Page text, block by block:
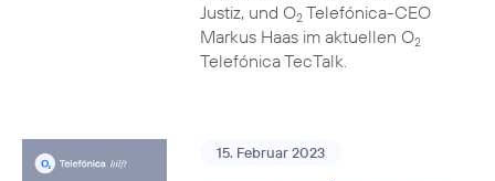
Justiz, und O2Telefónica-CEO
Markus Haas im aktuellen O2
Telefónica TecTalk.
15. Februar 2023